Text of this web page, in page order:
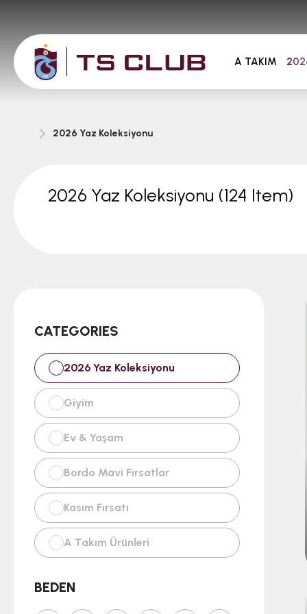
A TAKIM
2026 Yaz Koleksiyonu
2026 Yaz Koleksiyonu (124 Item)
CATEGORIES
2026 Yaz Koleksiyonu
Giyim
Ev & Yaşam
Bordo Mavi Fırsatlar
Kasım Fırsatı
A Takım Ürünleri
İndirim
BEDEN